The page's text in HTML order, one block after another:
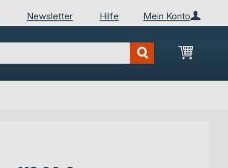
Mein Konto
Newsletter Hilfe
Mein